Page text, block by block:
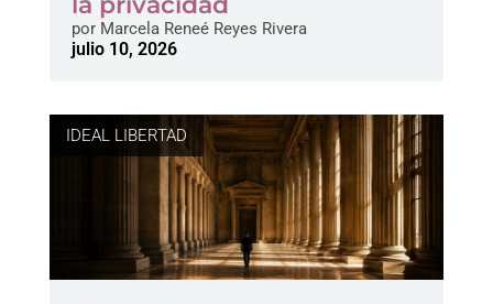
porMarcela Reneé Reyes Rivera
julio 10, 2026
IDEAL LIBERTAD